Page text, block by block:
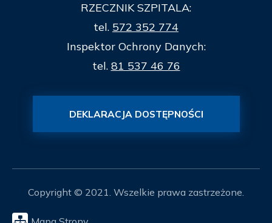
RZECZNIK SZPITALA:
tel. 572 352 774
Inspektor Ochrony Danych:
tel. 81 537 46 76
DEKLARACJA DOSTĘPNOŚCI
Copyright © 2021. Wszelkie prawa zastrzeżone.